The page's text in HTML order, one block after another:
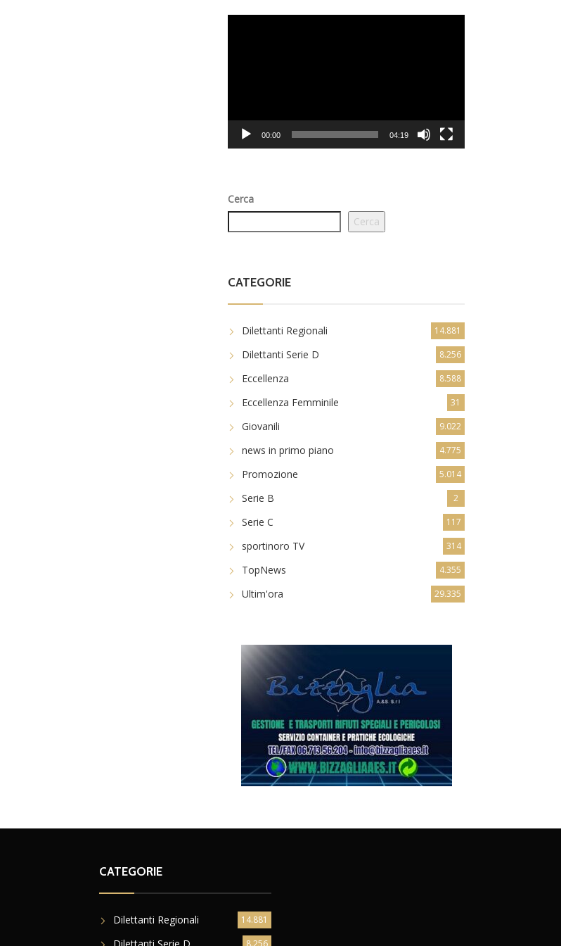
00:00 04:19
Cerca
Cerca
CATEGORIE
Dilettanti Regionali 14.881
Dilettanti Serie D 8.256
Eccellenza 8.588
Eccellenza Femminile 31
Giovanili 9.022
news in primo piano 4.775
Promozione 5.014
Serie B 2
Serie C 117
sportinoro TV 314
TopNews 4.355
Ultim'ora 29.335
CATEGORIE
Dilettanti Regionali 14.881
8.256